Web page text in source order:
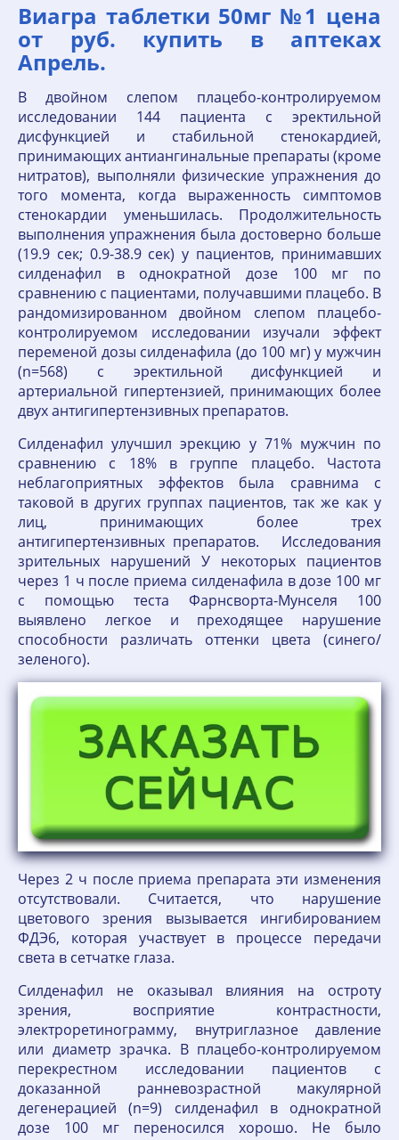
Виагра таблетки 50мг №1 цена
от руб. купить в аптеках
Апрель.
В двойном слепом плацебо-контролируемом
исследовании 144 пациента с эректильной
дисфункцией и стабильной стенокардией,
принимающих антиангинальные препараты (кроме
нитратов), выполняли физические упражнения до
того момента, когда выраженность симптомов
стенокардии уменьшилась. Продолжительность
выполнения упражнения была достоверно больше
(19.9 сек; 0.9-38.9 сек) у пациентов, принимавших
силденафил в однократной дозе 100 мг по
сравнению с пациентами, получавшими плацебо. В
рандомизированном двойном слепом плацебо-
контролируемом исследовании изучали эффект
переменой дозы силденафила (до 100 мг) у мужчин
(n=568) с эректильной дисфункцией и
артериальной гипертензией, принимающих более
двух антигипертензивных препаратов.
Силденафил улучшил эрекцию у 71% мужчин по
сравнению с 18% в группе плацебо. Частота
неблагоприятных эффектов была сравнима с
таковой в других группах пациентов, так же как у
лиц, принимающих более трех
антигипертензивных препаратов. Исследования
зрительных нарушений У некоторых пациентов
через 1 ч после приема силденафила в дозе 100 мг
с помощью теста Фарнсворта-Мунселя 100
выявлено легкое и преходящее нарушение
способности различать оттенки цвета (синего/
зеленого).
Через 2 ч после приема препарата эти изменения
отсутствовали. Считается, что нарушение
цветового зрения вызывается ингибированием
ФДЭ6, которая участвует в процессе передачи
света в сетчатке глаза.
Силденафил не оказывал влияния на остроту
зрения, восприятие контрастности,
электроретинограмму, внутриглазное давление
или диаметр зрачка. В плацебо-контролируемом
перекрестном исследовании пациентов с
доказанной ранневозрастной макулярной
дегенерацией (n=9) силденафил в однократной
дозе 100 мг переносился хорошо. Не было